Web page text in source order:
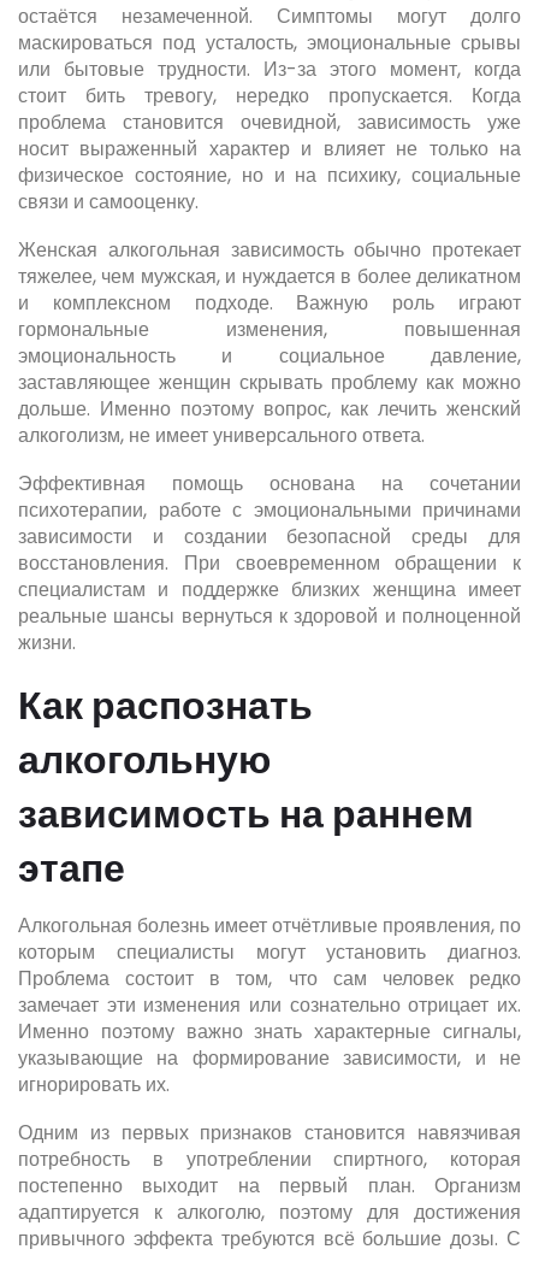
остаётся незамеченной. Симптомы могут долго
маскироваться под усталость, эмоциональные срывы
или бытовые трудности. Из-за этого момент, когда
стоит бить тревогу, нередко пропускается. Когда
проблема становится очевидной, зависимость уже
носит выраженный характер и влияет не только на
физическое состояние, но и на психику, социальные
связи и самооценку.
Женская алкогольная зависимость обычно протекает
тяжелее, чем мужская, и нуждается в более деликатном
и комплексном подходе. Важную роль играют
гормональные изменения, повышенная
эмоциональность и социальное давление,
заставляющее женщин скрывать проблему как можно
дольше. Именно поэтому вопрос, как лечить женский
алкоголизм, не имеет универсального ответа.
Эффективная помощь основана на сочетании
психотерапии, работе с эмоциональными причинами
зависимости и создании безопасной среды для
восстановления. При своевременном обращении к
специалистам и поддержке близких женщина имеет
реальные шансы вернуться к здоровой и полноценной
жизни.
Как распознать
алкогольную
зависимость на раннем
этапе
Алкогольная болезнь имеет отчётливые проявления, по
которым специалисты могут установить диагноз.
Проблема состоит в том, что сам человек редко
замечает эти изменения или сознательно отрицает их.
Именно поэтому важно знать характерные сигналы,
указывающие на формирование зависимости, и не
игнорировать их.
Одним из первых признаков становится навязчивая
потребность в употреблении спиртного, которая
постепенно выходит на первый план. Организм
адаптируется к алкоголю, поэтому для достижения
привычного эффекта требуются всё большие дозы. С